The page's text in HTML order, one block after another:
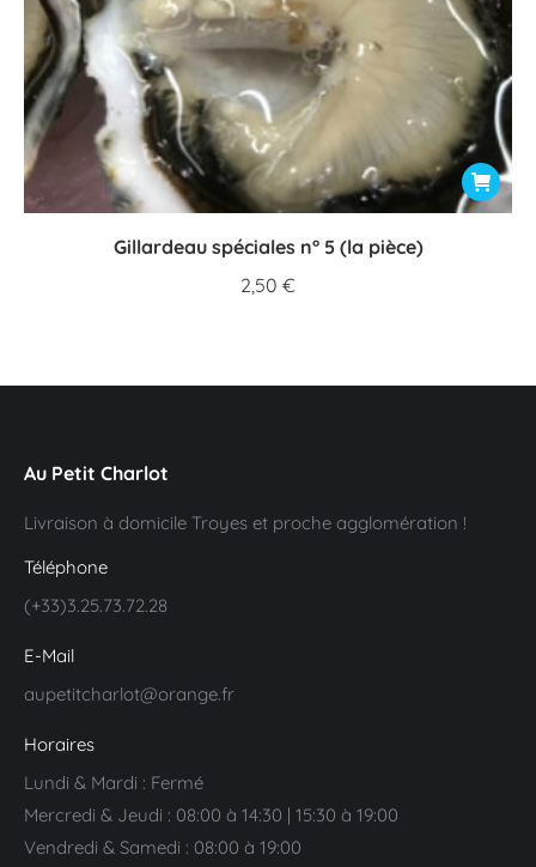
Gillardeau spéciales n° 5 (la pièce)
2,50 €
Au Petit Charlot
Livraison à domicile Troyes et proche agglomération !
Téléphone
(+33)3.25.73.72.28
E-Mail
aupetitcharlot@orange.fr
Horaires
Lundi & Mardi : Fermé
Mercredi & Jeudi : 08:00 à 14:30 | 15:30 à 19:00
Vendredi & Samedi : 08:00 à 19:00